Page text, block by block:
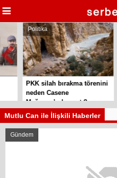
Politika
PKK silah bırakma törenini
neden Casene
Mağarası’nda yaptı?
Mutlu Can ile İlişkili Haberler
Gündem